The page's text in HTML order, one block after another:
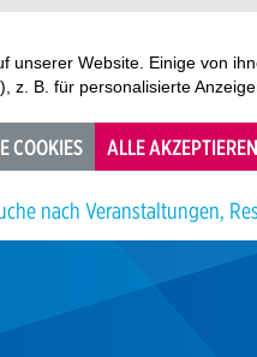
unserer Website. Einige von
z. B. für personalisierte
COOKIES ALLE AKZEPTIEREN